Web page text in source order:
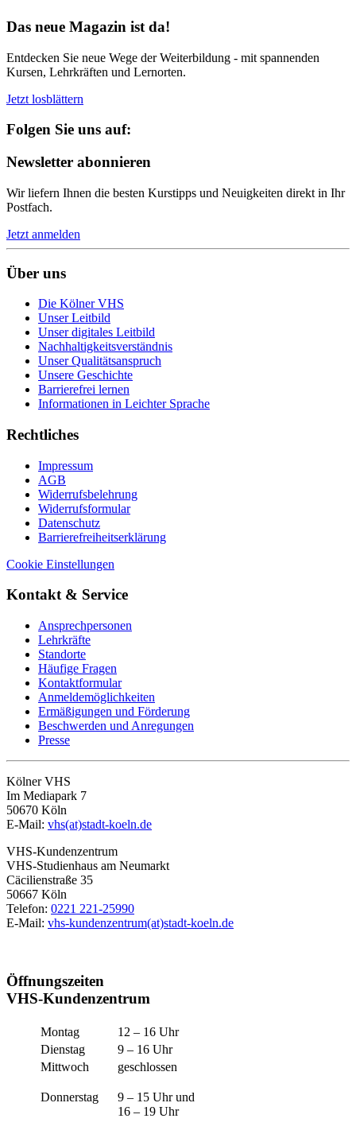
Das neue Magazin ist da!
Entdecken Sie neue Wege der Weiterbildung - mit spannenden
Kursen, Lehrkräften und Lernorten.
Jetzt losblättern
Folgen Sie uns auf:
Newsletter abonnieren
Wir liefern Ihnen die besten Kurstipps und Neuigkeiten direkt in Ihr
Postfach.
Jetzt anmelden
Über uns
Die Kölner VHS
Unser Leitbild
Unser digitales Leitbild
Nachhaltigkeitsverständnis
Unser Qualitätsanspruch
Unsere Geschichte
Barrierefrei lernen
Informationen in Leichter Sprache
Rechtliches
Impressum
AGB
Widerrufsbelehrung
Widerrufsformular
Datenschutz
Barrierefreiheitserklärung
Cookie Einstellungen
Kontakt & Service
Ansprechpersonen
Lehrkräfte
Standorte
Häufige Fragen
Kontaktformular
Anmeldemöglichkeiten
Ermäßigungen und Förderung
Beschwerden und Anregungen
Presse
Kölner VHS
Im Mediapark 7
50670 Köln
E-Mail: vhs(at)stadt-koeln.de
VHS-Kundenzentrum
VHS-Studienhaus am Neumarkt
Cäcilienstraße 35
50667 Köln
Telefon: 0221 221-25990
E-Mail: vhs-kundenzentrum(at)stadt-koeln.de
Öffnungszeiten
VHS-Kundenzentrum
Montag
12 – 16 Uhr
Dienstag
9 – 16 Uhr
Mittwoch
geschlossen
Donnerstag
9 – 15 Uhr und
16 – 19 Uhr